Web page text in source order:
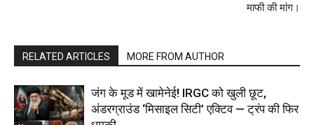
माफी की मांग।
RELATED ARTICLES MORE FROM AUTHOR
जंग के मूड में खामेनेई! IRGC को खुली छूट,
अंडरग्राउंड ‘मिसाइल सिटी’ एक्टिव — ट्रंप की फिर